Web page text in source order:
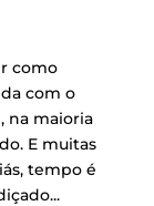
como
com o
na maioria
E muitas
tempo é